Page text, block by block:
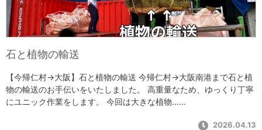
石と植物の輸送
【今帰仁村→大阪】石と植物の輸送 今帰仁村→大阪南港まで石と植
物の輸送のお手伝いをいたしました。 高重量なため、ゆっくり丁寧
にユニック作業をします。 今回は大きな植物……
2026.04.13